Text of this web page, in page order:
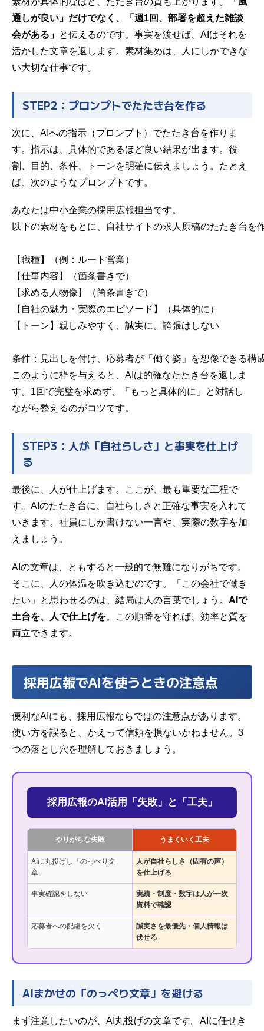
通しが良い」だけでなく、「週1回、部署を超えた雑談
会がある」 と伝えるのです。事実を渡せば、AIはそれを
活かした文章を返します。素材集めは、人にしかできな
い大切な仕事です。
STEP2：プロンプトでたたき台を作る
次に、AIへの指示（プロンプト）でたたき台を作りま
す。指示は、具体的であるほど良い結果が出ます。役
割、目的、条件、トーンを明確に伝えましょう。たとえ
ば、次のようなプロンプトです。
あなたは中小企業の採用広報担当です。
以下の素材をもとに、自社サイトの求人原稿のたたき台を
【職種】（例：ルート営業）
【仕事内容】（箇条書きで）
【求める人物像】（箇条書きで）
【自社の魅力・実際のエピソード】（具体的に）
【トーン】親しみやすく、誠実に。誇張はしない
このように枠を与えると、AIは的確なたたき台を返しま
す。1回で完璧を求めず、「もっと具体的に」と対話し
ながら整えるのがコツです。
STEP3：人が「自社らしさ」と事実を仕上げ
る
最後に、人が仕上げます。ここが、最も重要な工程で
す。AIのたたき台に、自社らしさと正確な事実を入れて
いきます。社員にしか書けない一言や、実際の数字を加
えましょう。
AIの文章は、ともすると一般的で無難になりがちです。
そこに、人の体温を吹き込むのです。「この会社で働き
たい」と思わせるのは、結局は人の言葉でしょう。 AIで
土台を、人で仕上げを。この順番を守れば、効率と質を
両立できます。
採用広報でAIを使うときの注意点
便利なAIにも、採用広報ならではの注意点があります。
使い方を誤ると、かえって信頼を損ないかねません。3
つの落とし穴を理解しておきましょう。
採用広報のAI活用「失敗」と「工夫」
やりがちな失敗 うまくいく工夫
AIに丸投げし「のっぺり文
章」
人が自社らしさ（固有の声）
を仕上げる
事実確認をしない
実績・制度・数字は人が一次
資料で確認
応募者への配慮を欠く
誠実さを最優先・個人情報は
伏せる
AIまかせの「のっぺり文章」を避ける
まず注意したいのが、AI丸投げの文章です。AIに任せき